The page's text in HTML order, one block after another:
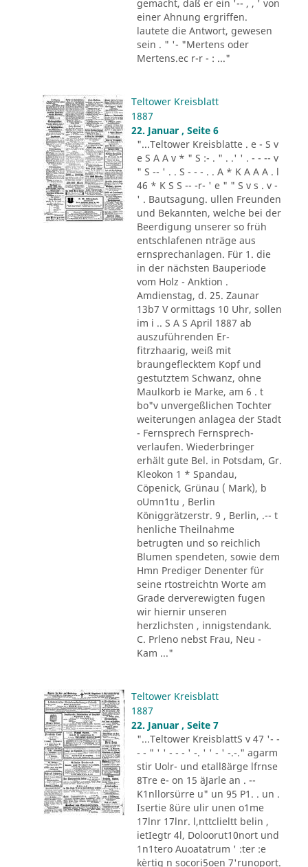
gemacht, daß er ein '-- , , ' von
einer Ahnung ergriffen.
lautete die Antwort, gewesen
sein . " '- "Mertens oder
Mertens.ec r-r - : ..."
Teltower Kreisblatt
1887
22. Januar , Seite 6
"...Teltower Kreisblatte . e - S v
e S A A v * " S :- . " . .' ' . - - -- v
" S -- ' . . S - - - . . A * K A A A . l
46 * K S S -- -r- ' e " " S v s . v -
' . Bautsagung. ullen Freunden
und Bekannten, welche bei der
Beerdigung unserer so früh
entschlafenen nträge aus
ernsprechanlagen. Für 1. die
in der nächsten Bauperiode
vom Holz - Anktion .
Amdienstag, d. 25. Zaunar
13b7 V ormittags 10 Uhr, sollen
im i .. S A S April 1887 ab
auszuführenden Er-
fitrzhaarig, weiß mit
braungeflecktem Kopf und
gestutztem Schwanz, ohne
Maulkorb ie Marke, am 6 . t
bo"v unvergeßlichen Tochter
weiterungen anlagea der Stadt
- Fernsprech Fernsprech-
verlaufen. Wiederbringer
erhält gute Bel. in Potsdam, Gr.
Kleokon 1 * Spandau,
Cöpenick, Grünau ( Mark), b
oUmn1tu , Berlin
Königgrätzerstr. 9 , Berlin, .-- t
henliche Theilnahme
betrugten und so reichlich
Blumen spendeten, sowie dem
Hmn Prediger Denenter für
seine rtostreichtn Worte am
Grade derverewigten fugen
wir hiernir unseren
herzlichsten , innigstendank.
C. Prleno nebst Frau, Neu -
Kam ..."
Teltower Kreisblatt
1887
22. Januar , Seite 7
"...Teltower KreisblattS v 47 '- -
- - " ' ' - - - ' -. ' ' - ' -.-." agarm
stir Uolr- und etall8ärge lfrnse
8Tre e- on 15 äJarle an . --
K1nllorsürre u" un 95 P1. . un .
Isertie 8üre ulir unen o1me
17lnr 17lnr. l,nttclieltt belin ,
ietIegtr 4l, Doloorut10nort und
1n1tero Auoatatrum ' :ter :e
kèrtig n socori5oen 7'runoport.